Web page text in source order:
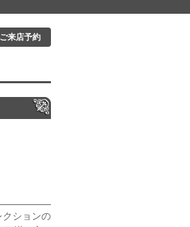
ご来店予約
クションの